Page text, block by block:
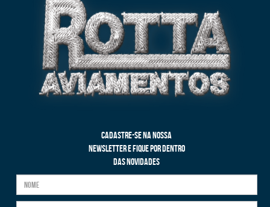
CADASTRE-SE NA NOSSA
NEWSLETTER E FIQUE POR DENTRO
DAS NOVIDADES